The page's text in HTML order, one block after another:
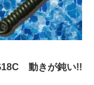
動きが鈍い!!